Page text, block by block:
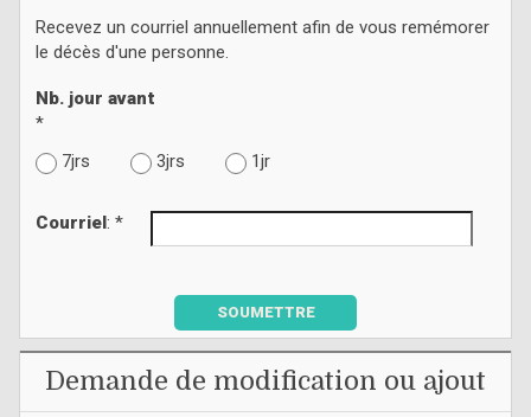
Recevez un courriel annuellement afin de vous remémorer
le décès d'une personne.
Nb. jour avant
*
7jrs
3jrs 1jr
Courriel : *
SOUMETTRE
Demande de modification ou ajout